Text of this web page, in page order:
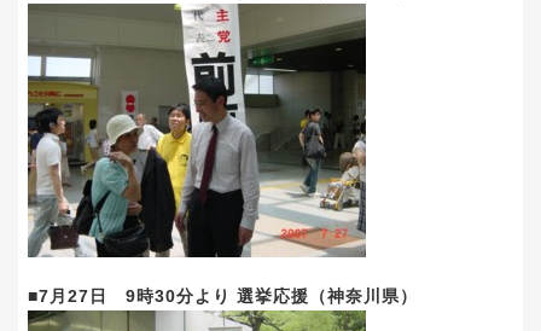
■7月27日 9時30分より 選挙応援（神奈川県）